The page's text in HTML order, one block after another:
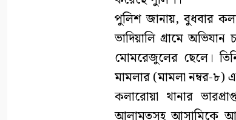
পুলিশ জানায়, বুধবার
ভাদিয়ালি গ্রামে
মোমরেজুলের ছেলে।
মামলার (মামলা নম্বর-৮)
কলারোয়া থানার